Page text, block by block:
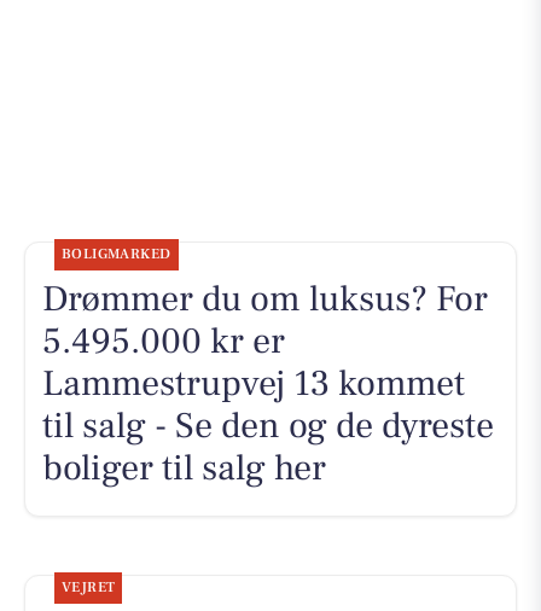
BOLIGMARKED
Drømmer du om luksus? For
5.495.000 kr er
Lammestrupvej 13 kommet
til salg - Se den og de dyreste
boliger til salg her
VEJRET